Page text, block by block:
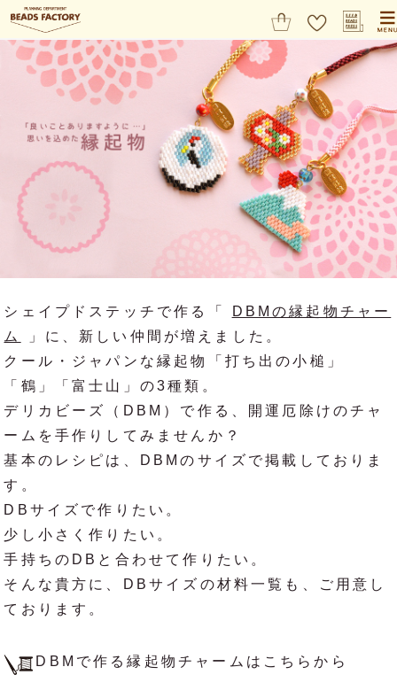
シェイプドステッチで作る「
DBMの縁起物チャー
ム
」に、新しい仲間が増えました。
クール・ジャパンな縁起物「打ち出の小槌」
「鶴」「富士山」の3種類。
デリカビーズ（DBM）で作る、開運厄除けのチャ
ームを手作りしてみませんか？
基本のレシピは、DBMのサイズで掲載しておりま
す。
DBサイズで作りたい。
少し小さく作りたい。
手持ちのDBと合わせて作りたい。
そんな貴方に、DBサイズの材料一覧も、ご用意し
ております。
DBMで作る縁起物チャームはこちらから